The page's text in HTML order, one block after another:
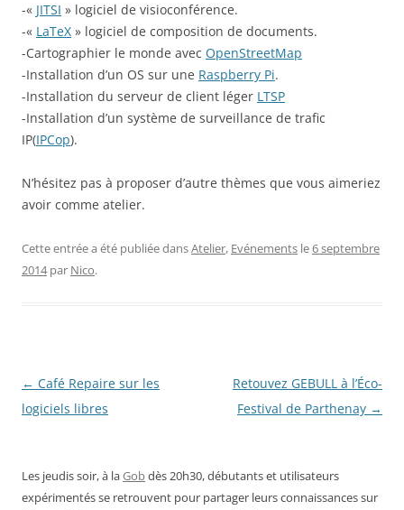
-« JITSI » logiciel de visioconférence.
-« LaTeX » logiciel de composition de documents.
-Cartographier le monde avec OpenStreetMap
-Installation d’un OS sur une Raspberry Pi.
-Installation du serveur de client léger LTSP
-Installation d’un système de surveillance de trafic
IP(IPCop).
N’hésitez pas à proposer d’autre thèmes que vous aimeriez
avoir comme atelier.
Cette entrée a été publiée dansAtelier, Evénements le6 septembre
2014 par Nico.
Navigation
des
← Café Repaire sur les
logiciels libres
Retouvez GEBULL à l’Éco-
Festival de Parthenay →
Les jeudis soir, à laGobdès 20h30, débutants et utilisateurs
expérimentés se retrouvent pour partager leurs connaissances sur